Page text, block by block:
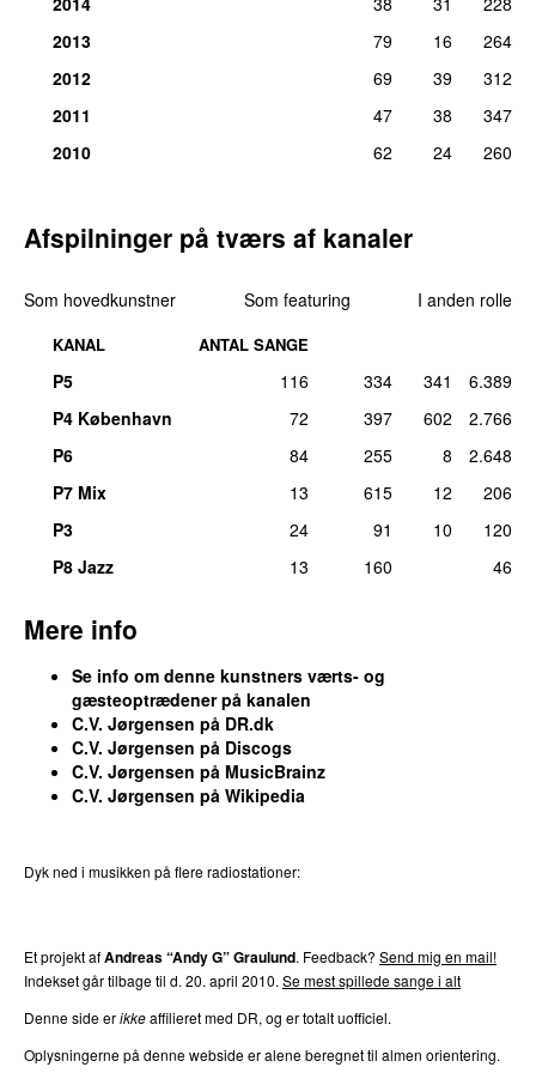
Datadisciplin
tors 13. maj 2010
Some Like It Hot
lør 19. feb 2011
3
Clue
2
tirs 22. nov 2011
En allersidste chance Kasper Winding 2
47. I skyggen som jeg plejer
søn 6. jul 2014
Louie’s band
søn 24. maj 2015
Maskemesteren
tirs 31. jul 2012
47. Sort vinter
fre 18. dec 2015
47. Tak for sangen
tirs 10. maj 2011
Komponist, tekst/forfatter:
2013
79 16
264
2012
69 39
312
2011
47 38
347
2010
62 24 260
Afspilninger på tværs af kanaler
Som hovedkunstner Som featuring I anden rolle
KANAL ANTAL SANGE
P5 116 334 341
6.389
P4 København
72 397 602
2.766
P6
84 255 8
2.648
P7 Mix
13 615 12
206
P3
24 91 10
120
P8 Jazz
13 160 46
Mere info
Se info om denne kunstners værts- og
gæsteoptrædener på kanalen
C.V. Jørgensen på DR.dk
C.V. Jørgensen på Discogs
C.V. Jørgensen på MusicBrainz
C.V. Jørgensen på Wikipedia
Dyk ned i musikken på flere radiostationer:
Et projekt afAndreas “Andy G” Graulund. Feedback? Send mig en mail!
Indekset går tilbage til d. 20. april 2010. Se mest spillede sange i alt
Denne side erikkeaffilieret med DR, og er totalt uofficiel.
Oplysningerne på denne webside er alene beregnet til almen orientering.